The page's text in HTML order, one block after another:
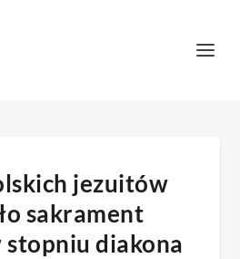
jezuitów
sakrament
stopniu diakona